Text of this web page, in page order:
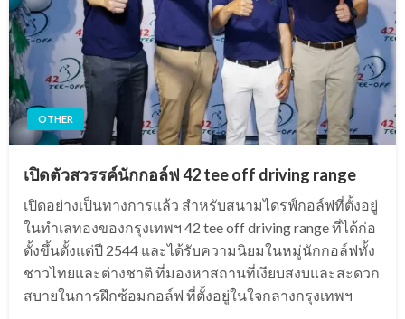
OTHER
เปิดตัวสวรรค์นักกอล์ฟ 42 tee off driving range
เปิดอย่างเป็นทางการแล้ว สำหรับสนามไดรฟ์กอล์ฟที่ตั้งอยู่
ในทำเลทองของกรุงเทพฯ 42 tee off driving range ที่ได้ก่อ
ตั้งขึ้นตั้งแต่ปี 2544 และได้รับความนิยมในหมู่นักกอล์ฟทั้ง
ชาวไทยและต่างชาติ ที่มองหาสถานที่เงียบสงบและสะดวก
สบายในการฝึกซ้อมกอล์ฟ ที่ตั้งอยู่ในใจกลางกรุงเทพฯ